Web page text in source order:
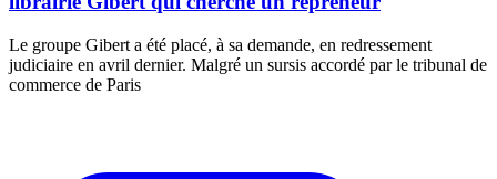
Le groupe Gibert a été placé, à sa demande, en redressement
judiciaire en avril dernier. Malgré un sursis accordé par le tribunal de
commerce de Paris